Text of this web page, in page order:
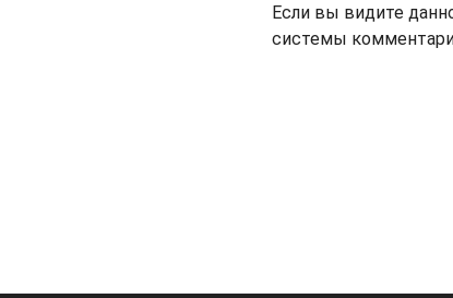
Если вы видите
системы